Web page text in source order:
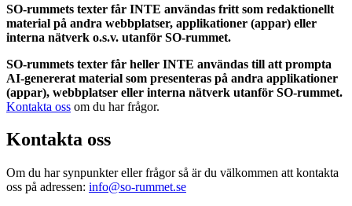
SO-rummets texter får INTE användas fritt som redaktionellt
material på andra webbplatser, applikationer (appar) eller
interna nätverk o.s.v. utanför SO-rummet.
SO-rummets texter får heller INTE användas till att prompta
AI-genererat material som presenteras på andra applikationer
(appar), webbplatser eller interna nätverk utanför SO-rummet.
Kontakta oss om du har frågor.
Kontakta oss
Om du har synpunkter eller frågor så är du välkommen att kontakta
oss på adressen: info@so-rummet.se